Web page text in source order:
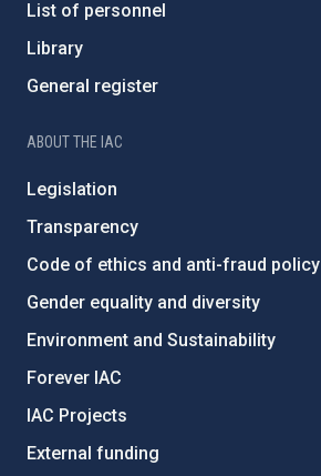
List of personnel
Library
General register
ABOUT THE IAC
Legislation
Transparency
Code of ethics and anti-fraud policy
Gender equality and diversity
Environment and Sustainability
Forever IAC
IAC Projects
External funding